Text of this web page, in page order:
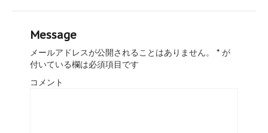
Message
メールアドレスが公開されることはありません。 * が
付いている欄は必須項目です
コメント